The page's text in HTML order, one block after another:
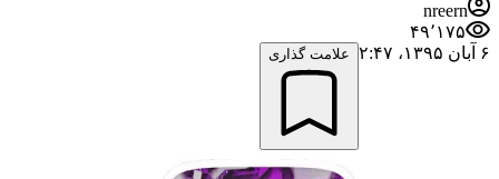
nreern
۴۹٬۱۷۵
۶ آبان ۱۳۹۵،‏ ۲:۴۷
علامت گذاری